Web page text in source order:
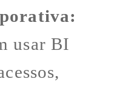
usar BI